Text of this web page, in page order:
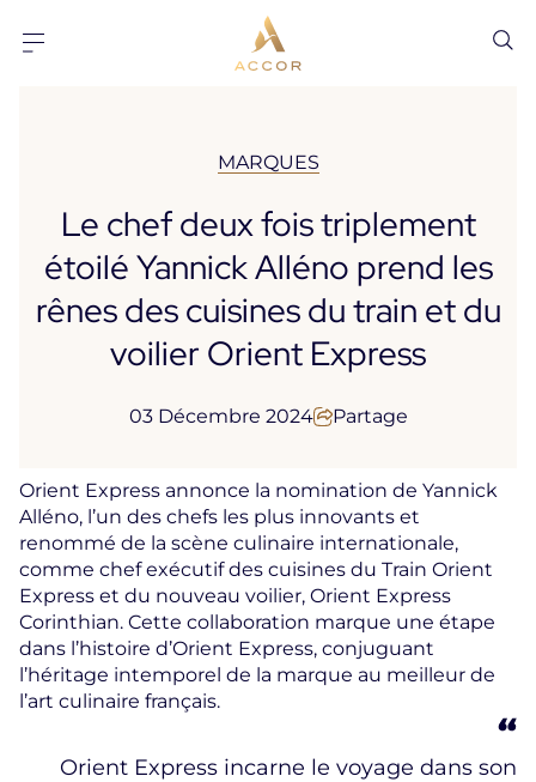
Aller au pied-de-page
MARQUES
Le chef deux fois triplement
étoilé Yannick Alléno prend les
rênes des cuisines du train et du
voilier Orient Express
03 Décembre 2024 Partage
Orient Express annonce la nomination de Yannick
Alléno, l’un des chefs les plus innovants et
renommé de la scène culinaire internationale,
comme chef exécutif des cuisines du Train Orient
Express et du nouveau voilier, Orient Express
Corinthian. Cette collaboration marque une étape
dans l’histoire d’Orient Express, conjuguant
l’héritage intemporel de la marque au meilleur de
l’art culinaire français.
Orient Express incarne le voyage dans son